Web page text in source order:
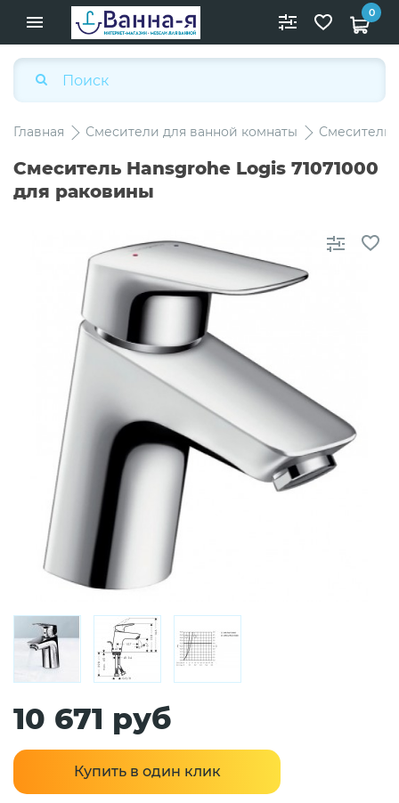
0
Главная Смесители для ванной комнаты Смесители
Смеситель Hansgrohe Logis 71071000
для раковины
10 671 руб
Купить в один клик